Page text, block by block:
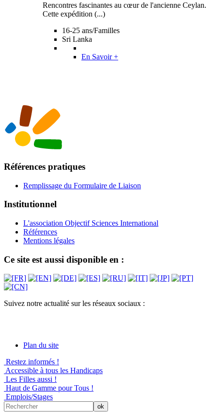
Rencontres fascinantes au cœur de l'ancienne Ceylan.
Cette expédition (...)
16-25 ans/Familles
Sri Lanka
En Savoir +
Références pratiques
Remplissage du Formulaire de Liaison
Institutionnel
L'association Objectif Sciences International
Références
Mentions légales
Ce site est aussi disponible en :
Suivez notre actualité sur les réseaux sociaux :
Plan du site
Restez informés !
Accessible à tous les Handicaps
Les Filles aussi !
Haut de Gamme pour Tous !
Emplois/Stages